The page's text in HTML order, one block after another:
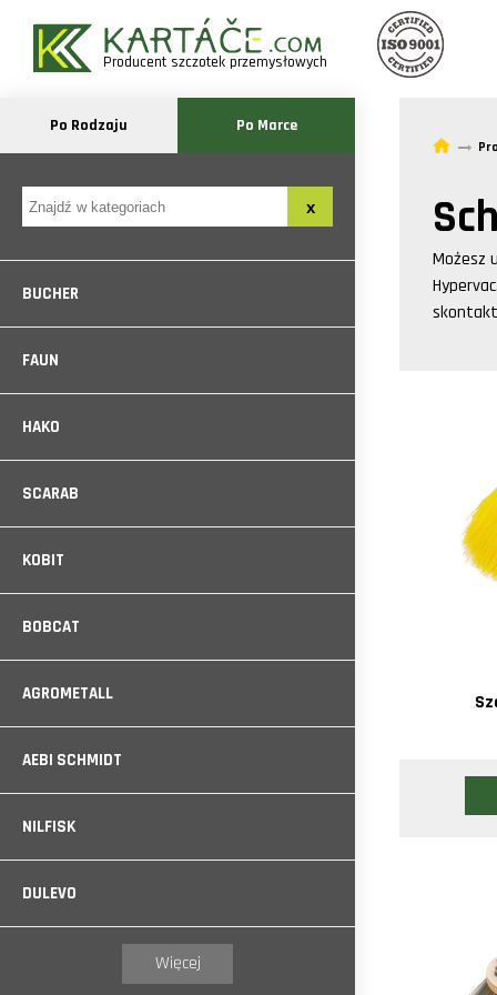
Producent szczotek przemysłowych
Po Rodzaju Po Marce
BUCHER
FAUN
HAKO
SCARAB
KOBIT
BOBCAT
AGROMETALL
AEBI SCHMIDT
NILFISK
DULEVO
Więcej
Możesz
Hypervac